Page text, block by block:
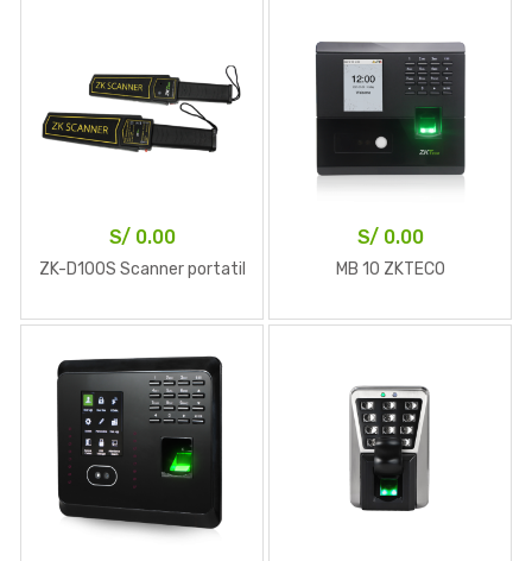
S/ 0.00
ZK-D100S Scanner portatil
S/ 0.00
MB 10 ZKTECO